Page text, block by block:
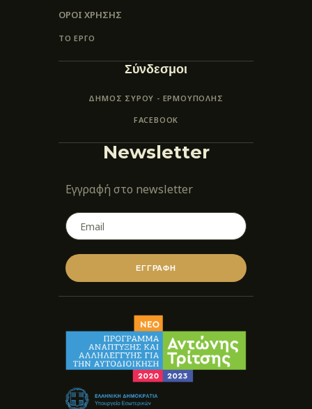
ΌΡΟΙ ΧΡΉΣΗΣ
ΤΟ ΕΡΓΟ
Σύνδεσμοι
ΔΗΜΟΣ ΣΥΡΟΥ - ΕΡΜΟΎΠΟΛΗΣ
FACEBOOK
Newsletter
Εγγραφή στο newsletter
ΕΓΓΡΑΦΗ